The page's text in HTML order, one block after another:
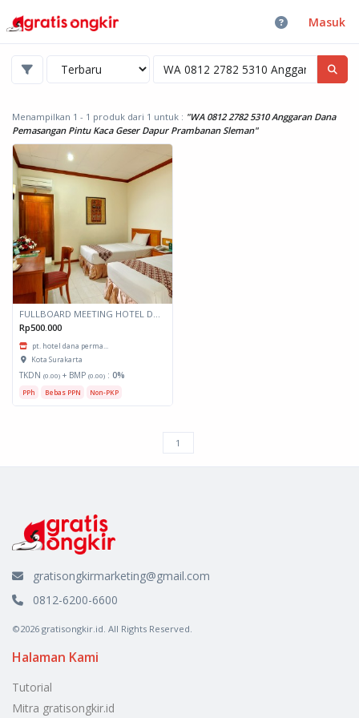
Masuk
Menampilkan 1 - 1 produk dari 1 untuk : "WA 0812 2782 5310 Anggaran Dana
Pemasangan Pintu Kaca Geser Dapur Prambanan Sleman"
Rp500.000
pt. hotel dana perma...
Kota Surakarta
TKDN (0.00) + BMP (0.00) : 0%
PPh Bebas PPN Non-PKP
gratisongkirmarketing@gmail.com
0812-6200-6600
©2026 gratisongkir.id. All Rights Reserved.
Halaman Kami
Tutorial
Mitra gratisongkir.id